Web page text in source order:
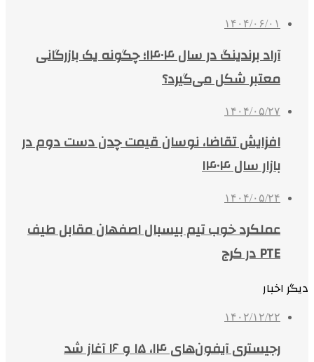
۱۴۰۴/۰۶/۰۱
آراد برندینگ در سال ۱۴۰۴؛ چگونه یک بازرگانی
معتبر شکل می‌گیرد؟
۱۴۰۴/۰۵/۲۷
افزایش تقاضا، نوسان قیمت چدن دست دوم در
بازار سال ۱۴۰۴
۱۴۰۴/۰۵/۲۴
عملکرد خوب تیم بیسبال اصفهان مقابل طیف
PTE در کرج
دیگر اخبار
۱۴۰۲/۱۲/۲۲
رجیستری آیفون‌های ۱۴، ۱۵ و ۱۶ آغاز شد